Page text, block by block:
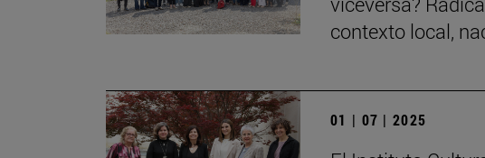
contexto local,
01 | 07 | 2025